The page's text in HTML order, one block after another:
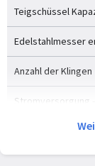
Teigschüssel
Edelstahlmesser
Anzahl der Klingen
Stromversorgung -
Material